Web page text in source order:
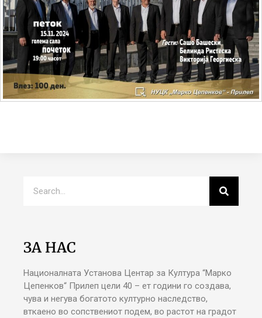
ЗА НАС
Националната Установа Центар за Култура “Марко
Цепенков“ Прилеп цели 40 – ет години го создава,
чува и негува богатото културно наследство,
вткаено во сопствениот подем, во растот на градот